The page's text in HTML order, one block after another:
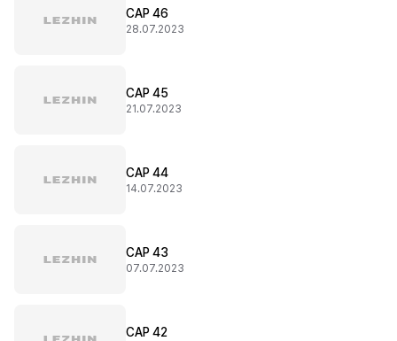
CAP 46
28.07.2023
CAP 45
21.07.2023
CAP 44
14.07.2023
CAP 43
07.07.2023
CAP 42